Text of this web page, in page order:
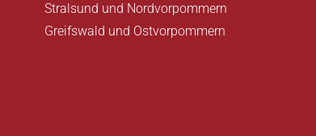
Stralsund und Nordvorpommern
Greifswald und Ostvorpommern